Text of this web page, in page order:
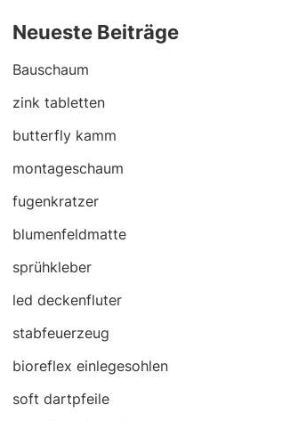
Neueste Beiträge
Bauschaum
zink tabletten
butterfly kamm
montageschaum
fugenkratzer
blumenfeldmatte
sprühkleber
led deckenfluter
stabfeuerzeug
bioreflex einlegesohlen
soft dartpfeile